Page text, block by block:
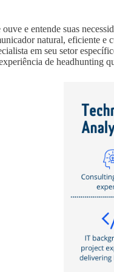
e entende suas
natural, eficiente e
em seu setor
de headhunting